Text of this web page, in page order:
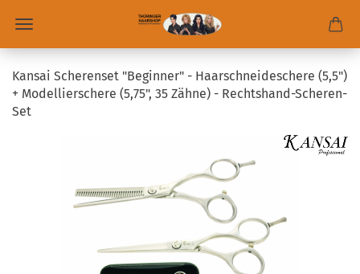
Kansai Scherenset "Beginner" - Haarschneideschere (5,5")
+ Modellierschere (5,75", 35 Zähne) - Rechtshand-Scheren-
Set